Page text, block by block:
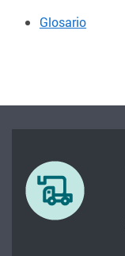
Glosario